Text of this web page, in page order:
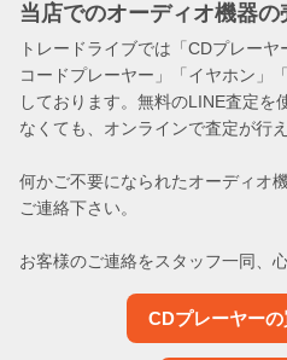
当店でのオーディオ機器の
トレードライブでは「CDプレー
コードプレーヤー」「イヤホン」
しております。無料のLINE査定を
なくても、オンラインで査定が行え
何かご不要になられたオーディオ
ご連絡下さい。
お客様のご連絡をスタッフ一同、
CDプレーヤー